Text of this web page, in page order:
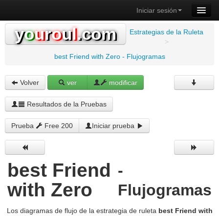
Iniciar sesión
youroul.com
Estrategias de la Ruleta
>
best Friend with Zero - Flujogramas
Volver ver modificar
Resultados de la Pruebas
Prueba Free 200 Iniciar prueba
best Friend
with Zero
-
Flujogramas
Los diagramas de flujo de la estrategia de ruleta best Friend with